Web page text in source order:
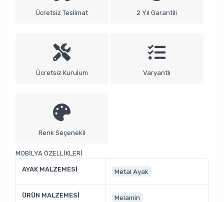
Ücretsiz Teslimat 2 Yıl Garantili
Ücretsiz Kurulum Varyantlı
Renk Seçenekli
MOBİLYA ÖZELLİKLERİ
AYAK MALZEMESİ Metal Ayak
ÜRÜN MALZEMESİ Melamin